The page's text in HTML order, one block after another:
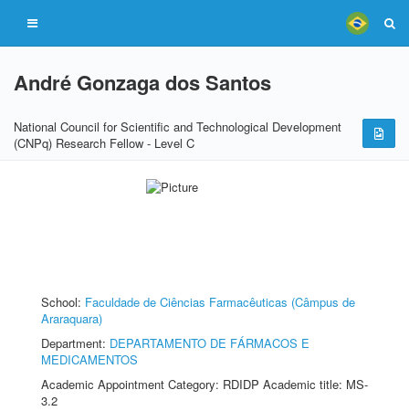
André Gonzaga dos Santos
National Council for Scientific and Technological Development
(CNPq) Research Fellow - Level C
School: Faculdade de Ciências Farmacêuticas (Câmpus de
Araraquara)
Department: DEPARTAMENTO DE FÁRMACOS E
MEDICAMENTOS
Academic Appointment Category: RDIDP Academic title: MS-
3.2